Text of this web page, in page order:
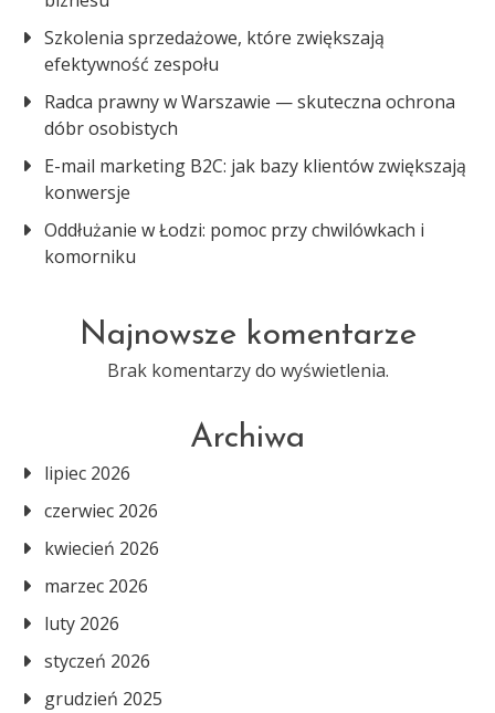
Szkolenia sprzedażowe, które zwiększają
efektywność zespołu
Radca prawny w Warszawie — skuteczna ochrona
dóbr osobistych
E-mail marketing B2C: jak bazy klientów zwiększają
konwersje
Oddłużanie w Łodzi: pomoc przy chwilówkach i
komorniku
Najnowsze komentarze
Brak komentarzy do wyświetlenia.
Archiwa
lipiec 2026
czerwiec 2026
kwiecień 2026
marzec 2026
luty 2026
styczeń 2026
grudzień 2025